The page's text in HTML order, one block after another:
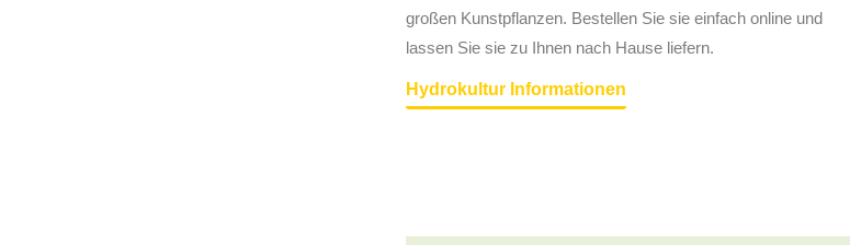
großen Kunstpflanzen. Bestellen Sie sie einfach online und
lassen Sie sie zu Ihnen nach Hause liefern.
Hydrokultur Informationen